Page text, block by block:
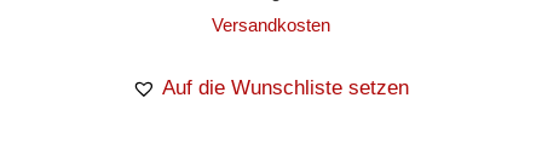
Versandkosten
Auf die Wunschliste setzen